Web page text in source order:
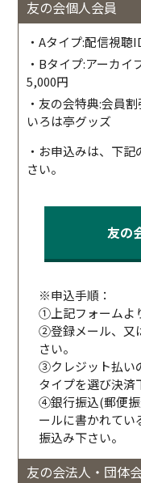
友の会個人会員
・Aタイプ:配信視聴
・Bタイプ:アーカ
5,000円
・友の会特典:会員
いろは亭グッズ
・お申込みは、下
さい。
友の
※申込手順：
①上記フォームよ
②登録メール、又
さい。
③クレジット払い
タイプを選び決済
④銀行振込(郵便振
ールに書かれてい
振込み下さい。
友の会法人・団体